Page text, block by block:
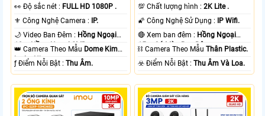
️👀 Độ sắc nét : FULL HD 1080P .
⚜️ Công Nghệ Camera :
IP.
🌙 Video Ban Đêm : Hồng Ngoại
10m Hồng Ngoại SMD.
👑 Camera Theo Mẫu Dome Kim
loại + Nhựa.
️ƒ Điểm Nỗi Bật :Thu Âm.
💯 Chất lượng hình :2K Lite .
🌠 Công Nghệ Sử Dụng :
IP Wifi.
🔴 Xem ban đêm : Hồng Ngoại
15m Có Màu Ban Ðêm.
⛓ Camera Theo MẫuThân Plastic.
️☣️ Điểm Nỗi Bật :Thu Âm Và Loa.